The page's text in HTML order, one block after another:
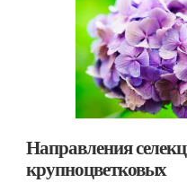
Направления
крупноцветковых